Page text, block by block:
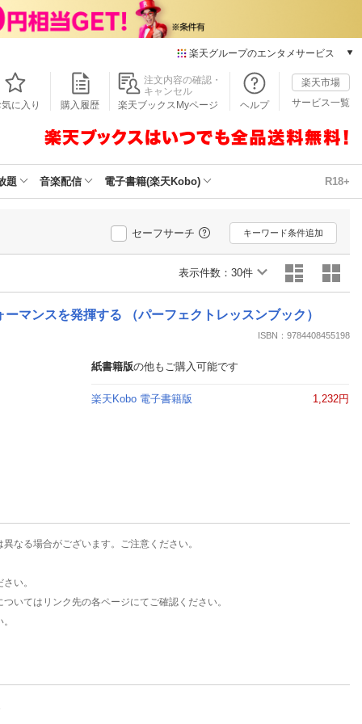
楽天グループのエンタメサービス
本/ゲーム/CD/DVD
楽天ブックス
楽天Kobo
動画配信
楽天TV
動画配信ガイド
無料テレビ
Rチャンネル
楽天チケット
気に入り 購入履歴
注文内容の確認・
キャンセル
楽天ブックスMyページ
ヘルプ
楽天市場
サービス一覧
題 音楽配信 電子書籍(楽天Kobo) R18+
セーフサーチ キーワード条件追加
表示件数： 30件
マンスを発揮する （パーフェクトレッスンブック）
ISBN：9784408455198
紙書籍版の他もご購入可能です
楽天Kobo 電子書籍版 1,232円
なる場合がございます。ご注意ください。
い。
いてはリンク先の各ページにてご確認ください。